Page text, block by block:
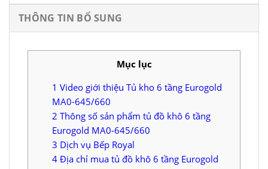
THÔNG TIN BỔ SUNG
Mục lục
1 Video giới thiệu Tủ kho 6 tầng Eurogold
MA0-645/660
2 Thông số sản phẩm tủ đồ khô 6 tầng
Eurogold MA0-645/660
3 Dịch vụ Bếp Royal
4 Địa chỉ mua tủ đồ khô 6 tầng Eurogold